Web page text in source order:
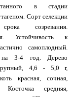
в стадии
Сорт селекции
созревания.
Устойчивость к
самоплодный.
на 3-4 год. Дерево
4,6 - 5,0 г,
красная, сочная,
Косточка средняя,